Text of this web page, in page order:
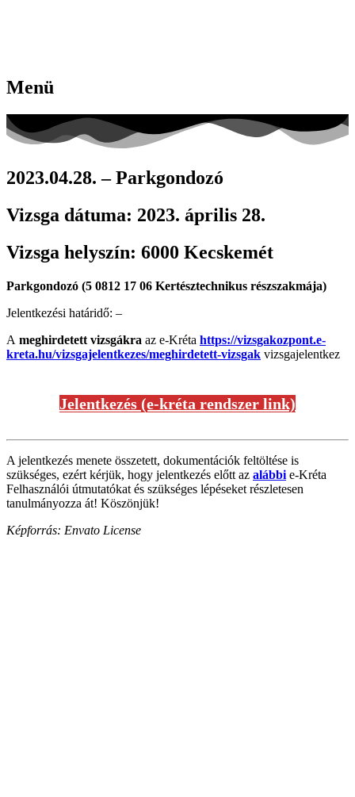
Menü
2023.04.28. – Parkgondozó
Vizsga dátuma: 2023. április 28.
Vizsga helyszín: 6000 Kecskemét
Parkgondozó (5 0812 17 06 Kertésztechnikus részszakmája)
Jelentkezési határidő: –
A meghirdetett vizsgákra az e-Kréta https://vizsgakozpont.e-
kreta.hu/vizsgajelentkezes/meghirdetett-vizsgak vizsgajelentkez
Jelentkezés (e-kréta rendszer link)
A jelentkezés menete összetett, dokumentációk feltöltése is
szükséges, ezért kérjük, hogy jelentkezés előtt az alábbi e-Kréta
Felhasználói útmutatókat és szükséges lépéseket részletesen
tanulmányozza át! Köszönjük!
Képforrás: Envato License